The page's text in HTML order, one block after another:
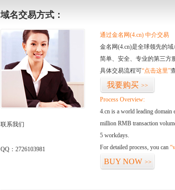
域名交易方式：
联系我们
QQ：2726103981
通过金名网(4.cn) 中介交易
金名网(4.cn)是全球领先的
简单、安全、专业的第三方
具体交易流程可“点击这里”
我要购买 >>
Process Overview:
4.cn is a world leading domain
million RMB transaction
5 workdays.
For detailed process, you can
BUY NOW >>